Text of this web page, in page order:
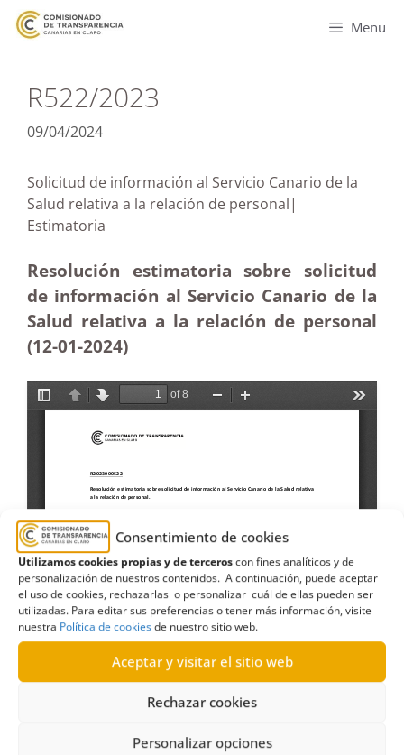
Consentimiento de cookies
Utilizamos cookies propias y de terceroscon fines analíticos y de
personalización de nuestros contenidos. A continuación, puede aceptar
el uso de cookies, rechazarlas o personalizar cuál de ellas pueden ser
utilizadas. Para editar sus preferencias o tener más información, visite
nuestra Política de cookiesde nuestro sitio web.
Aceptar y visitar el sitio web
Rechazar cookies
Personalizar opciones
Menu
R522/2023
09/04/2024
Solicitud de información al Servicio Canario de la
Salud relativa a la relación de personal|
Estimatoria
Resolución estimatoria sobre solicitud
de información al Servicio Canario de la
Salud relativa a la relación de personal
(12-01-2024)